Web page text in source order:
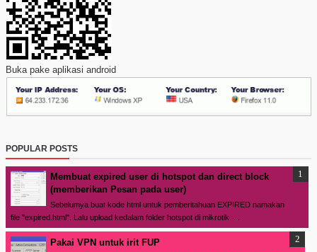
Buka pake aplikasi android
POPULAR POSTS
Membuat expired user di hotspot dan direct block
(memberikan Pesan pada user)
Sebelumya buat kode html untuk pemberitahuan EXPIRED namakan
file "expired.html". Lalu upload kedalam folder hotspot di mikrotik. ...
Pakai VPN untuk irit FUP